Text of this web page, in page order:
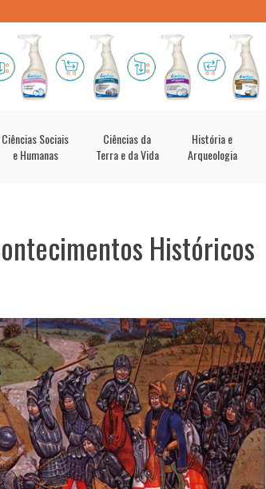
Ciências Sociais
e Humanas
Ciências da
Terra e da Vida
História e
Arqueologia
Históricos